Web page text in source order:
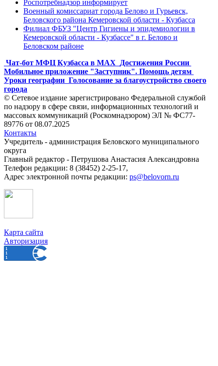
Роспотребнадзор информирует
Военный комиссариат города Белово и Гурьевск,
Беловского района Кемеровской области - Кузбасса
Филиал ФБУЗ "Центр Гигиены и эпидемиологии в
Кемеровской области - Кузбассе" в г. Белово и
Беловском районе
Чат-бот МФЦ Кузбасса в MAX
Достижения России
Мобильное приложение "Заступник". Помощь детям
Уроки географии Голосование за благоустройство своего
города
© Сетевое издание зарегистрировано Федеральной службой
по надзору в сфере связи, информационных технологий и
массовых коммуникаций (Роскомнадзором) ЭЛ № ФС77-
89776 от 08.07.2025
Контакты
Учредитель - администрация Беловского муниципального
округа
Главный редактор - Петрушова Анастасия Александровна
Телефон редакции: 8 (38452) 2-25-17,
Адрес электронной почты редакции: ps@belovorn.ru
Карта сайта
Авторизация